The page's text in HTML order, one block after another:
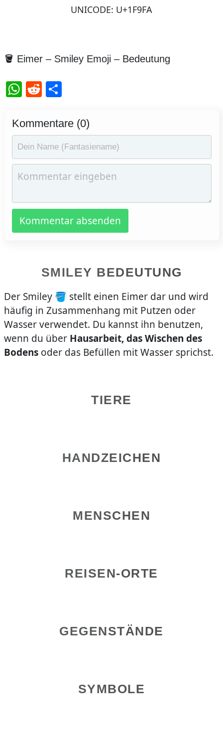
UNICODE: U+1F9FA
🪣 Eimer – Smiley Emoji – Bedeutung
WhatsApp
Reddit
Teilen
Kommentare (0)
Kommentar absenden
SMILEY BEDEUTUNG
Der Smiley 🪣 stellt einen Eimer dar und wird
häufig in Zusammenhang mit Putzen oder
Wasser verwendet. Du kannst ihn benutzen,
wenn du über Hausarbeit, das Wischen des
Bodensoder das Befüllen mit Wasser sprichst.
TIERE
HANDZEICHEN
MENSCHEN
REISEN-ORTE
GEGENSTÄNDE
SYMBOLE